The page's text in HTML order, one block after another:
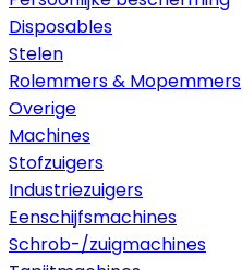
Disposables
Stelen
Rolemmers & Mopemmers
Overige
Machines
Stofzuigers
Industriezuigers
Eenschijfsmachines
Schrob-/zuigmachines